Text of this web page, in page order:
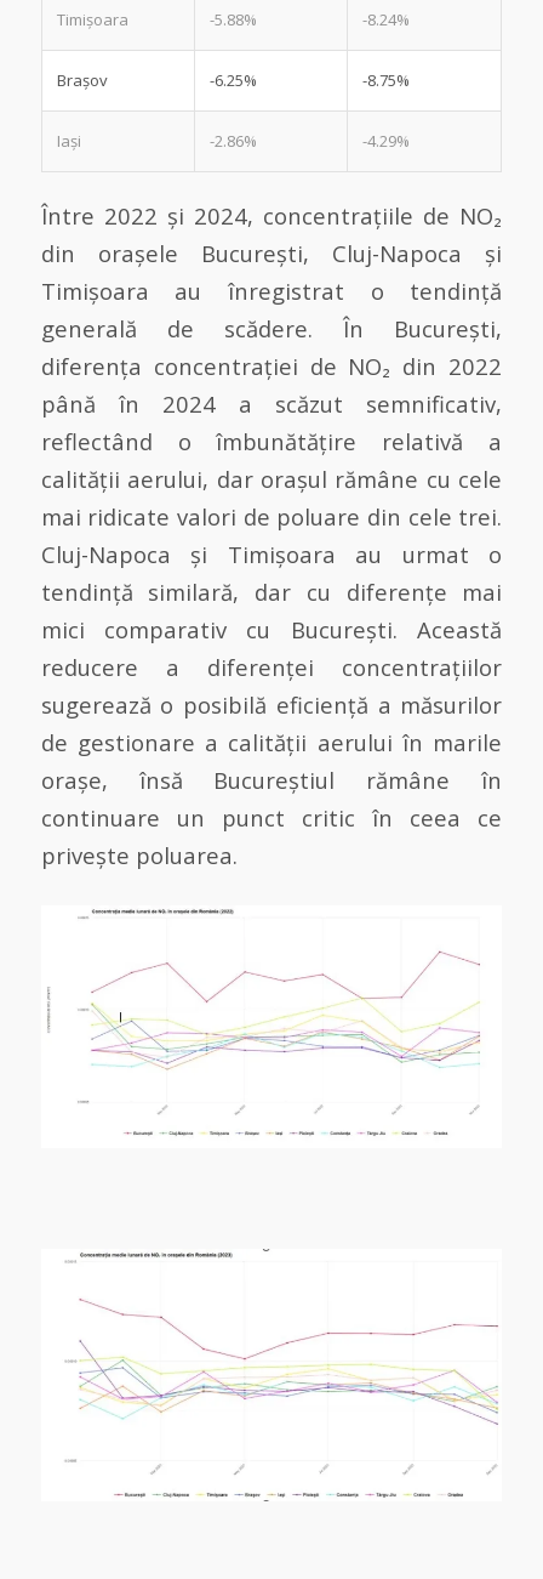
Timișoara -5.88% -8.24%
Brașov -6.25% -8.75%
Iași -2.86% -4.29%
Între 2022 și 2024, concentrațiile de NO₂
din orașele București, Cluj-Napoca și
Timișoara au înregistrat o tendință
generală de scădere. În București,
diferența concentrației de NO₂ din 2022
până în 2024 a scăzut semnificativ,
reflectând o îmbunătățire relativă a
calității aerului, dar orașul rămâne cu cele
mai ridicate valori de poluare din cele trei.
Cluj-Napoca și Timișoara au urmat o
tendință similară, dar cu diferențe mai
mici comparativ cu București. Această
reducere a diferenței concentrațiilor
sugerează o posibilă eficiență a măsurilor
de gestionare a calității aerului în marile
orașe, însă Bucureștiul rămâne în
continuare un punct critic în ceea ce
privește poluarea.